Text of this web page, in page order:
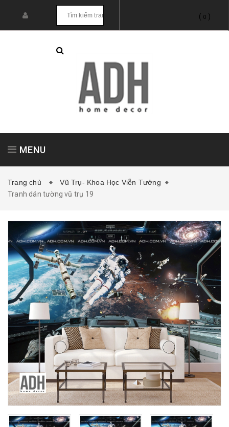
( 0 )
MENU
Tranh treo tường
Mua File Tranh Tranh Thực Tế
Thế giới Decor Giới thiệu
Trang chủ
Vũ Trụ- Khoa Học Viễn Tưởng
Tranh dán tường vũ trụ 19